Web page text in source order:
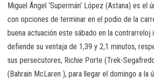
Miguel Ángel ‘Supermán’ López (Astana) es el
con opciones de terminar en el podio de la
buena actuación este sábado en la contrarreloj
defiende su ventaja de 1,39 y 2,1 minutos,
sus persecutores, Richie Porte (Trek-
(Bahrain McLaren ), para llegar el domingo a la